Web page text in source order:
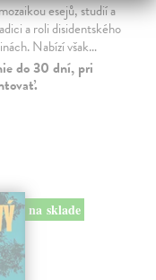
esejů, studií a
a roli disidentského
Nabízí však…
do 30 dní, pri
na sklade